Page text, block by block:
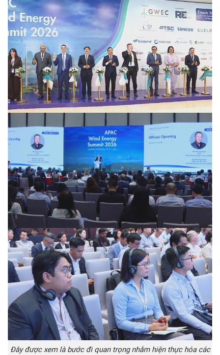
Đây được xem là bước đi quan trọng nhằm hiện thực hóa các